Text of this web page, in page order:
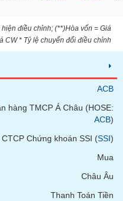
điều chỉnh; (**)Hòa vốn = Giá
CW * Tỷ lệ chuyển đổi điều chỉnh
ACB
hàng TMCP Á Châu (HOSE:
ACB)
CTCP Chứng khoán SSI (SSI)
Mua
Châu Âu
Thanh Toán Tiền